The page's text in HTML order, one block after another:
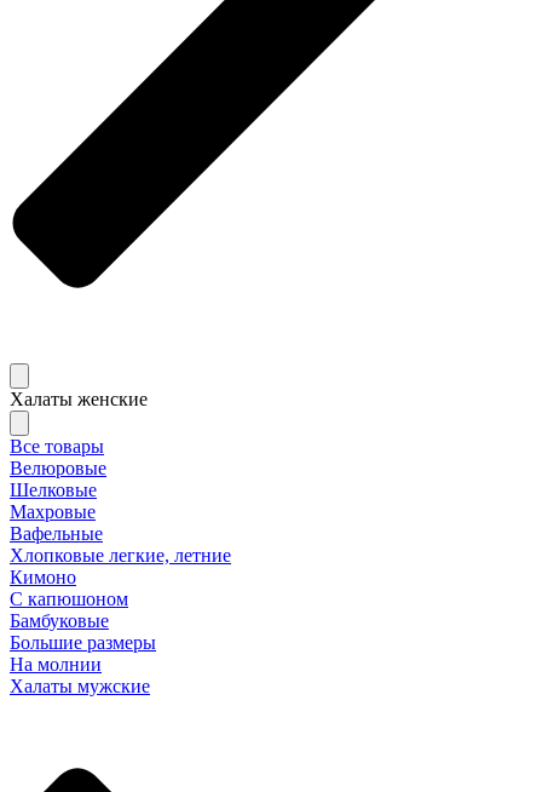
Халаты женские
Все товары
Велюровые
Шелковые
Махровые
Вафельные
Хлопковые легкие, летние
Кимоно
С капюшоном
Бамбуковые
Большие размеры
На молнии
Халаты мужские